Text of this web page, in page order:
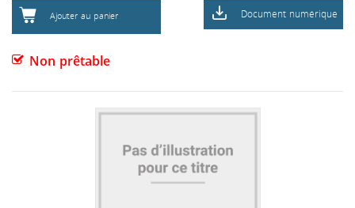
Ajouter au panier Document numérique
Non prêtable